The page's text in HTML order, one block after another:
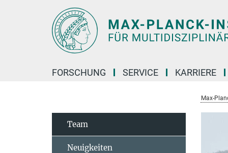
FORSCHUNG SERVICE KARRIERE
Max-
Team
Neuigkeiten